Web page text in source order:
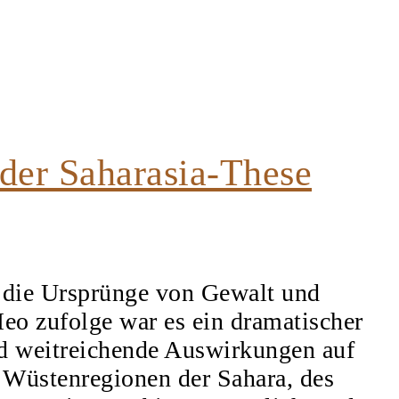
Saharasia-These
Ursprünge von Gewalt und
zufolge war es ein dramatischer
weitreichende Auswirkungen auf
der Sahara, des